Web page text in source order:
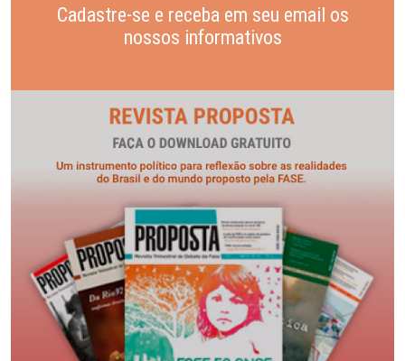
Cadastre-se e receba em seu email os
nossos informativos